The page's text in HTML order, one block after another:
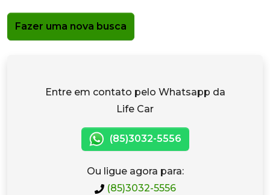
Fazer uma nova busca
Entre em contato pelo Whatsapp da
Life Car
(85)3032-5556
Ou ligue agora para:
(85)3032-5556